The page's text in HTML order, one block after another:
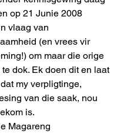
op 21 Junie 2008
vlaag van
(en vrees vir
om maar die orige
dok. Ek doen dit en laat
my verpligtinge,
van die saak, nou
is.
Magareng